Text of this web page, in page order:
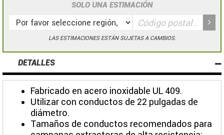
SOLO UNA ESTIMACIÓN
LAS ESTIMACIONES ESTÁN SUJETAS A CAMBIOS.
DETALLES
Fabricado en acero inoxidable UL 409.
Utilizar con conductos de 22 pulgadas de
diámetro.
Tamaños de conductos recomendados para